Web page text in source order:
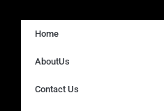
Home
AboutUs
Contact Us